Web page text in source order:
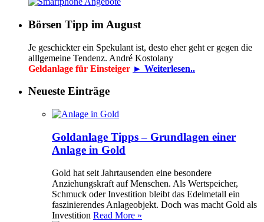
Börsen Tipp im August
Je geschickter ein Spekulant ist, desto eher geht er gegen die
alllgemeine Tendenz. André Kostolany
Geldanlage für Einsteiger ► Weiterlesen..
Neueste Einträge
Goldanlage Tipps – Grundlagen einer
Anlage in Gold
Gold hat seit Jahrtausenden eine besondere
Anziehungskraft auf Menschen. Als Wertspeicher,
Schmuck oder Investition bleibt das Edelmetall ein
faszinierendes Anlageobjekt. Doch was macht Gold als
Investition Read More »